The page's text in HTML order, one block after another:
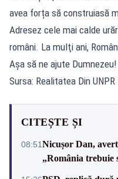
avea forța să construiasă
Adresez cele mai calde
români. La mulţi ani,
Aşa să ne ajute Dumnezeu!
Sursa: Realitatea Din UNPR
CITEȘTE ȘI
08:51Nicușor Dan,
„România trebuie